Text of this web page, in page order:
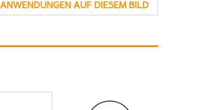
ANWENDUNGEN AUF DIESEM BILD